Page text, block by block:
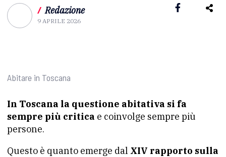
/ Redazione
9 APRILE 2026
Abitare in Toscana
In Toscana la questione abitativa si fa
sempre più critica e coinvolge sempre più
persone.
Questo è quanto emerge dal XIV rapporto sulla